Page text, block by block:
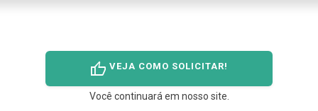
thumb_up VEJA COMO SOLICITAR!
Você continuará em nosso site.